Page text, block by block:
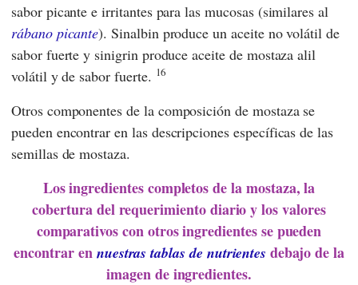
sabor picante e irritantes para las mucosas (similares al
rábano picante). Sinalbin produce un aceite no volátil de
sabor fuerte y sinigrin produce aceite de mostaza alil
volátil y de sabor fuerte. 16
Otros componentes de la composición de mostaza se
pueden encontrar en las descripciones específicas de las
semillas de mostaza.
Los ingredientes completos de la mostaza, la
cobertura del requerimiento diario y los valores
comparativos con otros ingredientes se pueden
encontrar en nuestras tablas de nutrientes debajo de la
imagen de ingredientes.